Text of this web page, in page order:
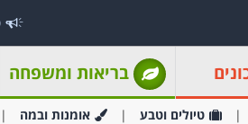
בריאות ומשפחה
טיולים וטבע אומנות ובמה